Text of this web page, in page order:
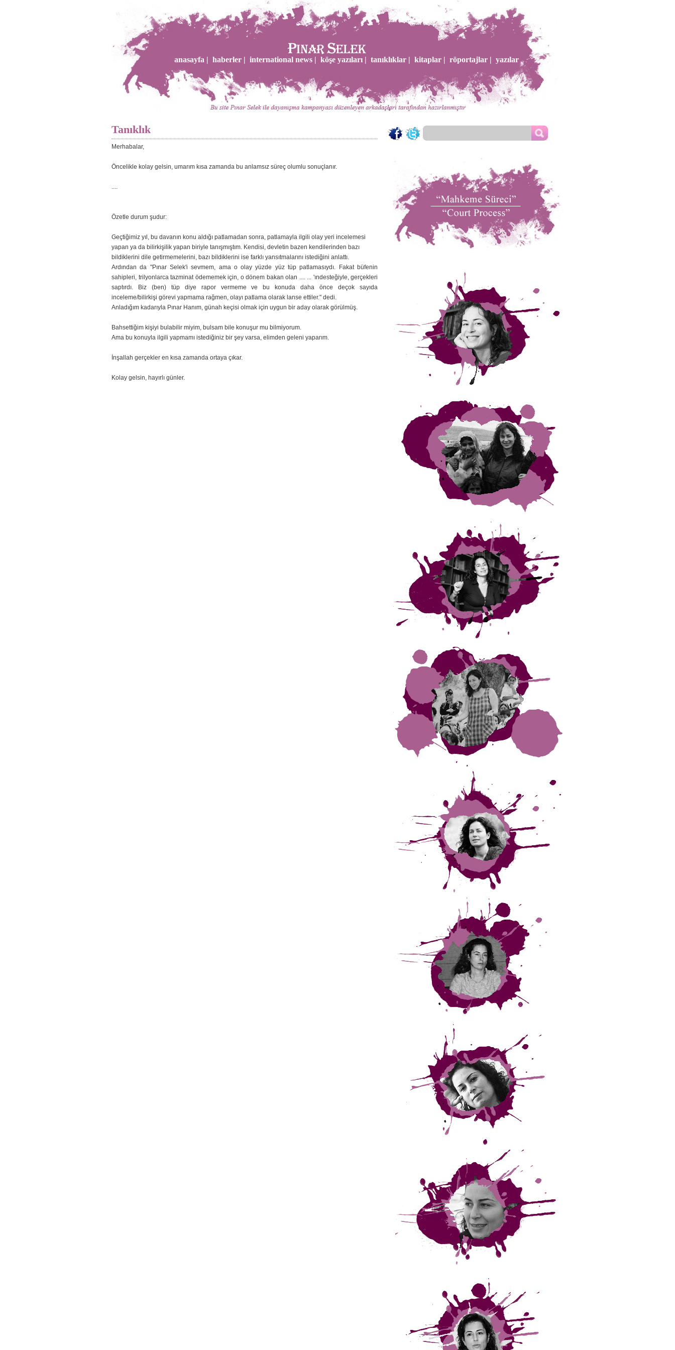
anasayfa | haberler | international news | köşe yazıları | tanıklıklar | kitaplar | röportajlar | yazılar
Tanıklık
Merhabalar,
Öncelikle kolay gelsin, umarım kısa zamanda bu anlamsız süreç olumlu sonuçlanır.
....
Özetle durum şudur:
Geçtiğimiz yıl, bu davanın konu aldığı patlamadan sonra, patlamayla ilgili olay yeri incelemesi
yapan ya da bilirkişilik yapan biriyle tanışmıştım. Kendisi, devletin bazen kendilerinden bazı
bildiklerini dile getirmemelerini, bazı bildiklerini ise farklı yansıtmalarını istediğini anlattı.
Ardından da "Pınar Selek'i sevmem, ama o olay yüzde yüz tüp patlamasıydı. Fakat büfenin
sahipleri, trilyonlarca tazminat ödememek için, o dönem bakan olan .... ... 'ındesteğiyle, gerçekleri
saptırdı. Biz (ben) tüp diye rapor vermeme ve bu konuda daha önce deçok sayıda
inceleme/bilirkişi görevi yapmama rağmen, olayı patlama olarak lanse ettiler." dedi.
Anladığım kadarıyla Pınar Hanım, günah keçisi olmak için uygun bir aday olarak görülmüş.
Bahsettiğim kişiyi bulabilir miyim, bulsam bile konuşur mu bilmiyorum.
Ama bu konuyla ilgili yapmamı istediğiniz bir şey varsa, elimden geleni yaparım.
İnşallah gerçekler en kısa zamanda ortaya çıkar.
Kolay gelsin, hayırlı günler.